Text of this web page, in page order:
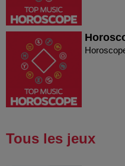
Tous les jeux